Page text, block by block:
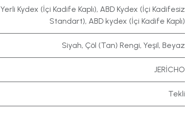
Yerli Kydex (İçi Kadife Kaplı), ABD Kydex (İçi Kadifesiz
Standart), ABD kydex (İçi Kadife Kaplı)
Siyah, Çöl (Tan) Rengi, Yeşil, Beyaz
JERİCHO
Tekli